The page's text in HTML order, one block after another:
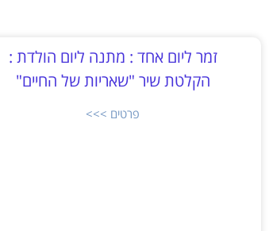
זמר ליום אחד : מתנה ליום הולדת :
הקלטת שיר "שאריות של החיים"
פרטים >>>